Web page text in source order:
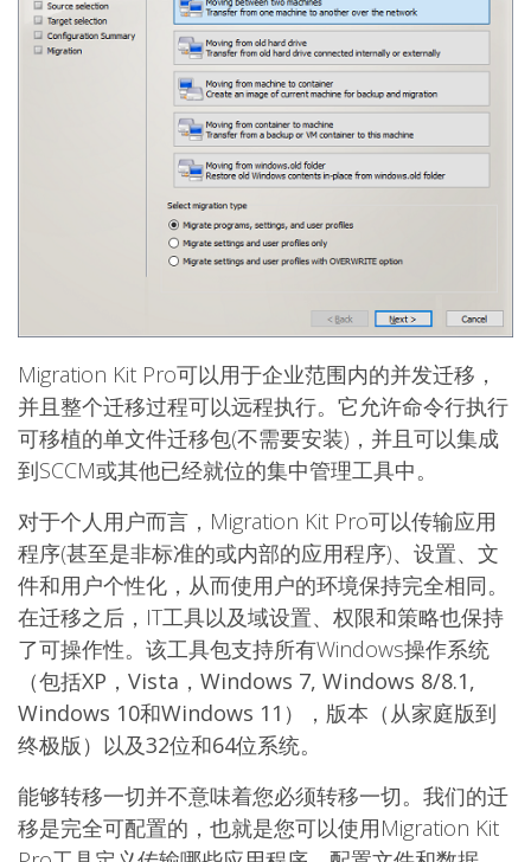
Migration Kit Pro可以用于企业范围内的并发迁移，
并且整个迁移过程可以远程执行。它允许命令行执行
可移植的单文件迁移包(不需要安装)，并且可以集成
到SCCM或其他已经就位的集中管理工具中。
对于个人用户而言，Migration Kit Pro可以传输应用
程序(甚至是非标准的或内部的应用程序)、设置、文
件和用户个性化 ，从而使用户的环境保持完全相同。
在迁移之后，IT工具以及域设置、权限和策略也保持
了可操作性。该工具包支持所有Windows操作系统
（包括XP，Vista，Windows 7, Windows 8/8.1,
Windows 10和Windows 11 ），版本（从家庭版到
终极版）以及32位和64位系统。
能够转移一切并不意味着您必须转移一切。我们的迁
移是完全可配置的，也就是您可以使用Migration Kit